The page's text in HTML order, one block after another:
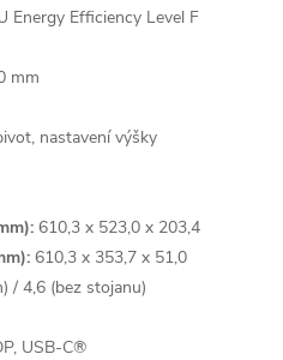
Energy Efficiency Level F
mm
nastavení výšky
610,3 x 523,0 x 203,4
610,3 x 353,7 x 51,0
/ 4,6 (bez stojanu)
USB-C®